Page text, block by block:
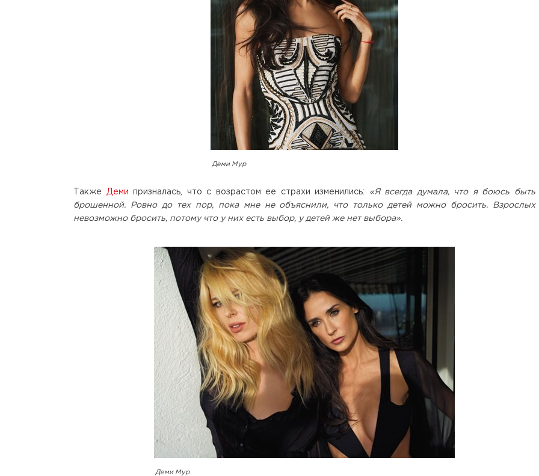
Деми Мур
Также Деми призналась, что с возрастом ее страхи изменились: «Я всегда думала, что я боюсь быть
брошенной. Ровно до тех пор, пока мне не объяснили, что только детей можно бросить. Взрослых
невозможно бросить, потому что у них есть выбор, у детей же нет выбора».
Деми Мур